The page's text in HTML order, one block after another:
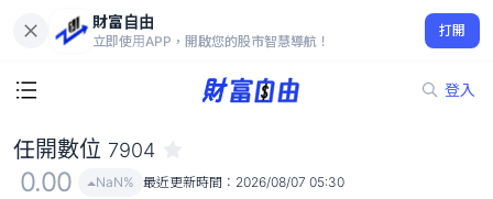
財富自由
立即使用APP，開啟您的股市智慧導航！
打開
登入
0.00
NaN%
任開數位 7904
0.00 NaN% 最近更新時間： 2026/08/07 05:30